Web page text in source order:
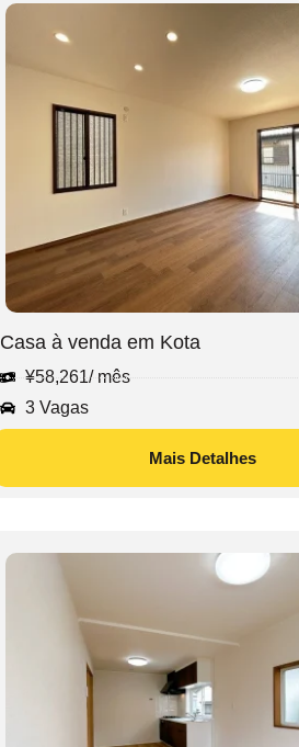
Casa à venda em Kota
¥58,261/ mês
3 Vagas
Mais Detalhes